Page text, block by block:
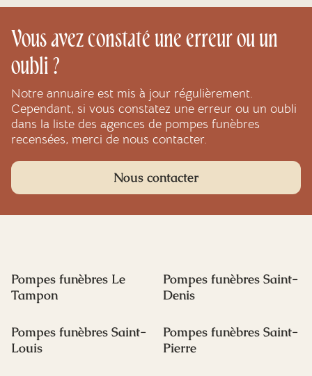
Vous avez constaté une erreur ou un
oubli ?
Notre annuaire est mis à jour régulièrement.
Cependant, si vous constatez une erreur ou un oubli
dans la liste des agences de pompes funèbres
recensées, merci de nous contacter.
Nous contacter
Pompes funèbres Le
Tampon
Pompes funèbres Saint-
Denis
Pompes funèbres Saint-
Louis
Pompes funèbres Saint-
Pierre